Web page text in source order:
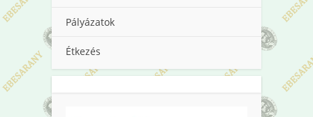
Pályázatok
Étkezés